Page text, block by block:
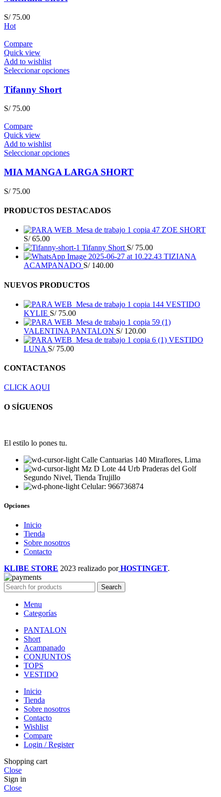
S/75.00
Hot
Compare
Quick view
Add to wishlist
Seleccionar opciones
Tifanny Short
S/75.00
Compare
Quick view
Add to wishlist
Seleccionar opciones
MIA MANGA LARGA SHORT
S/75.00
PRODUCTOS DESTACADOS
ZOE SHORT
S/65.00
Tifanny Short S/75.00
TIZIANA
ACAMPANADO S/140.00
NUEVOS PRODUCTOS
VESTIDO
KYLIE S/75.00
VALENTINA PANTALON S/120.00
VESTIDO
LUNA S/75.00
CONTACTANOS
CLICK AQUI
O SÍGUENOS
El estilo lo pones tu.
Calle Cantuarias 140 Miraflores, Lima
Mz D Lote 44 Urb Praderas del Golf
Segundo Nivel, Tienda Trujillo
Celular: 966736874
Opciones
Inicio
Tienda
Sobre nosotros
Contacto
KLIBE STORE 2023 realizado por HOSTINGET.
Search
Menu
Categorías
PANTALON
Short
Acampanado
CONJUNTOS
TOPS
VESTIDO
Inicio
Tienda
Sobre nosotros
Contacto
Wishlist
Compare
Login / Register
Shopping cart
Close
Sign in
Close